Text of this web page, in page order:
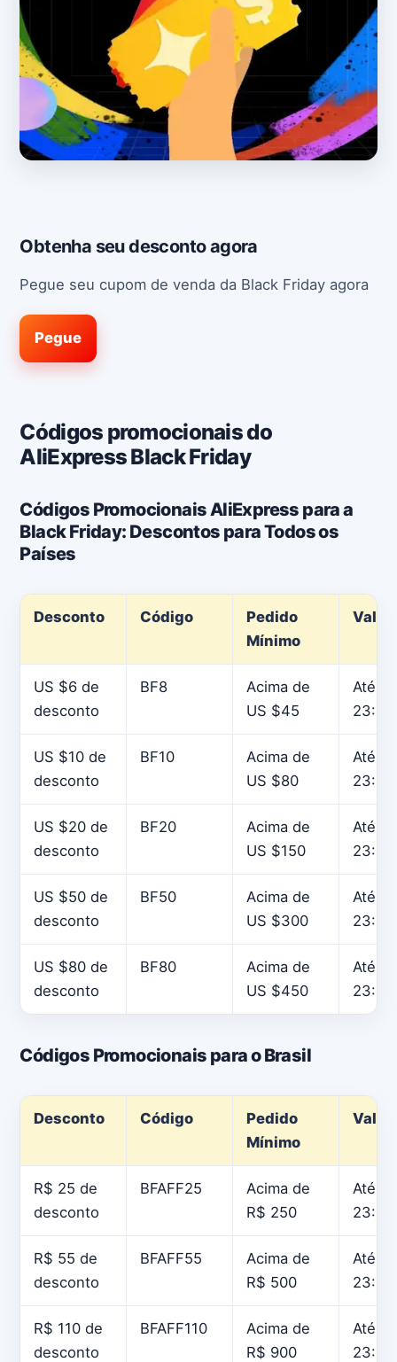
Obtenha seu desconto agora
Pegue seu cupom de venda da Black Friday agora
Pegue
Códigos promocionais do
AliExpress Black Friday
Códigos Promocionais AliExpress para a
Black Friday: Descontos para Todos os
Países
Desconto Código
Pedido
Mínimo
US $6 de
desconto
BF8
Acima de
US $45
Até
23:59
US $10 de
desconto
BF10
Acima de
US $80
Até
23:59
US $20 de
desconto
BF20
Acima de
US $150
Até
23:59
US $50 de
desconto
BF50
Acima de
US $300
Até
23:59
US $80 de
desconto
BF80
Acima de
US $450
Até
23:59
Códigos Promocionais para o Brasil
Desconto Código
Pedido
Mínimo
R$ 25 de
desconto
BFAFF25
Acima de
R$ 250
Até
23:59
R$ 55 de
desconto
BFAFF55
Acima de
R$ 500
Até
23:59
R$ 110 de
desconto
BFAFF110
Acima de
R$ 900
Até
23:59